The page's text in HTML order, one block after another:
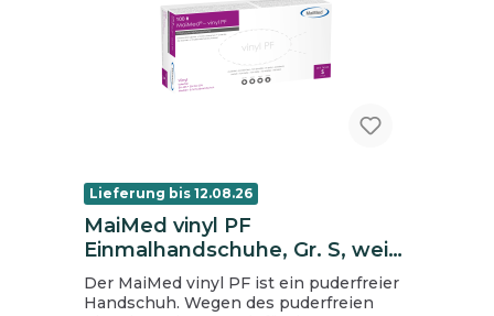
Lieferung bis 12.08.26
MaiMed vinyl PF
Einmalhandschuhe, Gr. S, weiß,
ungepudert
Der MaiMed vinyl PF ist ein puderfreier
Handschuh. Wegen des puderfreien